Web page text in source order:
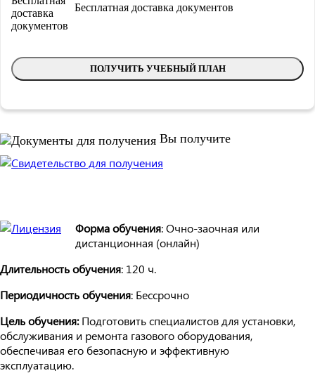
Форма обучения: Очно-заочная или
дистанционная (онлайн)
Длительность обучения: 120 ч.
Периодичность обучения: Бессрочно
Цель обучения:Подготовить специалистов для установки,
обслуживания и ремонта газового оборудования,
обеспечивая его безопасную и эффективную
эксплуатацию.
Бесплатная доставка документов
ПОЛУЧИТЬ УЧЕБНЫЙ ПЛАН
Вы получите